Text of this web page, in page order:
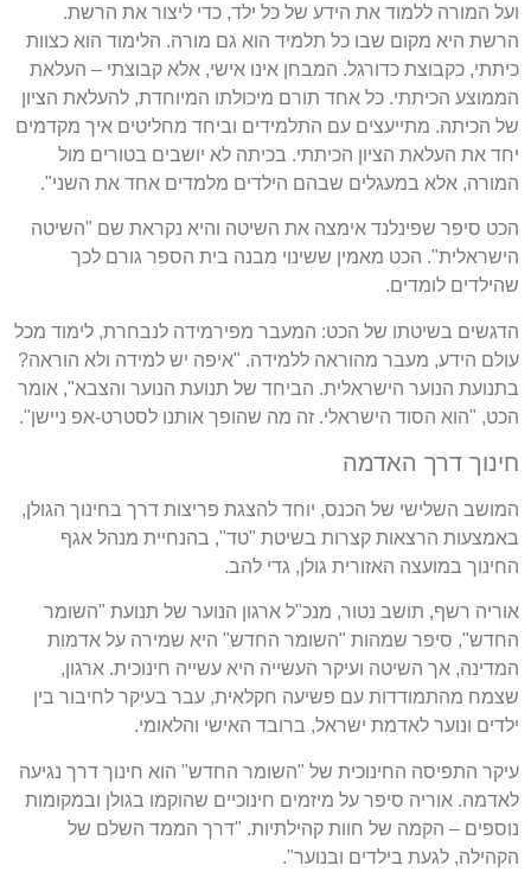
ועל המורה ללמוד את הידע של כל ילד, כדי ליצור את הרשת.
הרשת היא מקום שבו כל תלמיד הוא גם מורה. הלימוד הוא כצוות
כיתתי, כקבוצת כדורגל. המבחן אינו אישי, אלא קבוצתי – העלאת
הממוצע הכיתתי. כל אחד תורם מיכולתו המיוחדת, להעלאת הציון
של הכיתה. מתייעצים עם התלמידים וביחד מחליטים איך מקדמים
יחד את העלאת הציון הכיתתי. בכיתה לא יושבים בטורים מול
המורה, אלא במעגלים שבהם הילדים מלמדים אחד את השני".
הכט סיפר שפינלנד אימצה את השיטה והיא נקראת שם "השיטה
הישראלית". הכט מאמין ששינוי מבנה בית הספר גורם לכך
שהילדים לומדים.
הדגשים בשיטתו של הכט: המעבר מפירמידה לנבחרת, לימוד מכל
עולם הידע, מעבר מהוראה ללמידה. "איפה יש למידה ולא הוראה?
בתנועת הנוער הישראלית. הביחד של תנועת הנוער והצבא", אומר
הכט, "הוא הסוד הישראלי. זה מה שהופך אותנו לסטרט-אפ ניישן".
חינוך דרך האדמה
המושב השלישי של הכנס, יוחד להצגת פריצות דרך בחינוך הגולן,
באמצעות הרצאות קצרות בשיטת "טד", בהנחיית מנהל אגף
החינוך במועצה האזורית גולן, גדי להב.
אוריה רשף, תושב נטור, מנכ"ל ארגון הנוער של תנועת "השומר
החדש", סיפר שמהות "השומר החדש" היא שמירה על אדמות
המדינה, אך השיטה ועיקר העשייה היא עשייה חינוכית. ארגון,
שצמח מהתמודדות עם פשיעה חקלאית, עבר בעיקר לחיבור בין
ילדים ונוער לאדמת ישראל, ברובד האישי והלאומי.
עיקר התפיסה החינוכית של "השומר החדש" הוא חינוך דרך נגיעה
לאדמה. אוריה סיפר על מיזמים חינוכיים שהוקמו בגולן ובמקומות
נוספים – הקמה של חוות קהילתיות. "דרך הממד השלם של
הקהילה, לגעת בילדים ובנוער".